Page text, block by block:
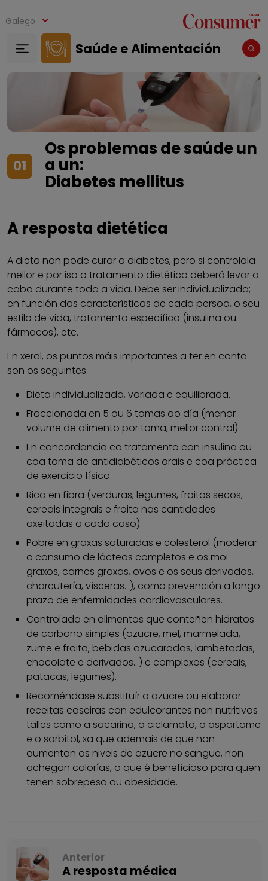
Galego
Saúde e Alimentación
01
Os problemas de saúde un
a un:
Diabetes mellitus
A resposta dietética
A dieta non pode curar a diabetes, pero si controlala
mellor e por iso o tratamento dietético deberá levar a
cabo durante toda a vida. Debe ser individualizada;
en función das características de cada persoa, o seu
estilo de vida, tratamento específico (insulina ou
fármacos), etc.
En xeral, os puntos máis importantes a ter en conta
son os seguintes:
Dieta individualizada, variada e equilibrada.
Fraccionada en 5 ou 6 tomas ao día (menor
volume de alimento por toma, mellor control).
En concordancia co tratamento con insulina ou
coa toma de antidiabéticos orais e coa práctica
de exercicio físico.
Rica en fibra (verduras, legumes, froitos secos,
cereais integrais e froita nas cantidades
axeitadas a cada caso).
Pobre en graxas saturadas e colesterol (moderar
o consumo de lácteos completos e os moi
graxos, carnes graxas, ovos e os seus derivados,
charcutería, vísceras...), como prevención a longo
prazo de enfermidades cardiovasculares.
Controlada en alimentos que conteñen hidratos
de carbono simples (azucre, mel, marmelada,
zume e froita, bebidas azucaradas, lambetadas,
chocolate e derivados...) e complexos (cereais,
patacas, legumes).
Recoméndase substituír o azucre ou elaborar
receitas caseiras con edulcorantes non nutritivos
talles como a sacarina, o ciclamato, o aspartame
e o sorbitol, xa que ademais de que non
aumentan os niveis de azucre no sangue, non
achegan calorías, o que é beneficioso para quen
teñen sobrepeso ou obesidade.
Anterior
A resposta médica